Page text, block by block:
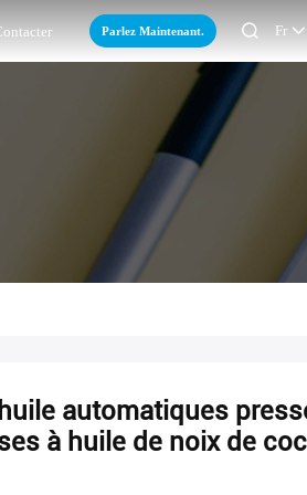
Parlez Maintenant.  Fr
automatiques
à huile de noix de